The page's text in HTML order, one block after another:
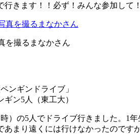
行きます！！必ず！みんな参加して
を撮るまなかさん
ンギンドライブ」
ン5人（東工大）
）の5人でドライブ行きました。1
あまり遠くには行けなかったので